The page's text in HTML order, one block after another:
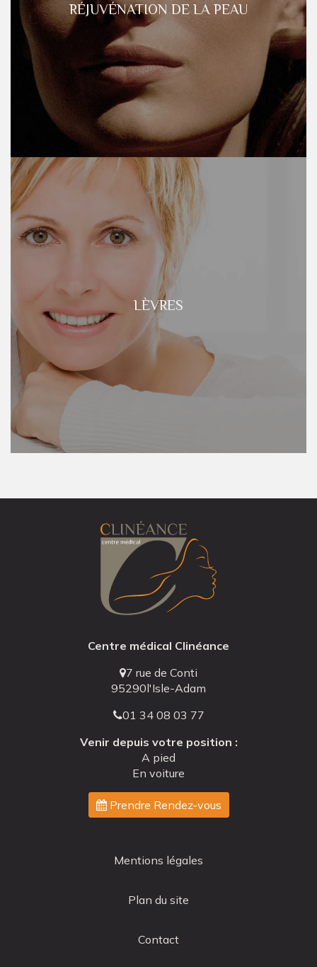
RÉJUVÉNATION DE LA PEAU
LÈVRES
Centre médical Clinéance
7 rue de Conti
95290l'Isle-Adam
01 34 08 03 77
Venir depuis votre position :
A pied
En voiture
Prendre Rendez-vous
Navigation
secondaire
Mentions légales
Plan du site
Contact